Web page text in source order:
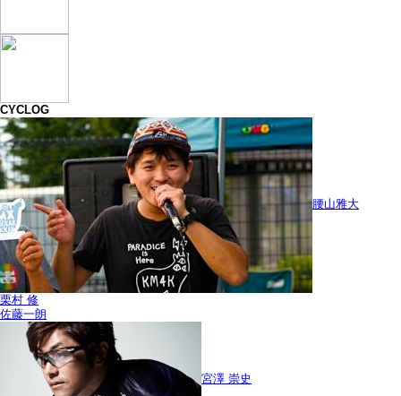
CYCLOG
腰山雅大
栗村 修
佐藤一朗
宮澤 崇史